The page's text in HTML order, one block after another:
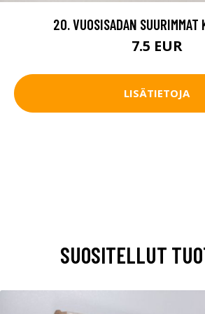
20. VUOSISADAN SUURIMMAT
7.5 EUR
LISÄTIETOJA
SUOSITELLUT